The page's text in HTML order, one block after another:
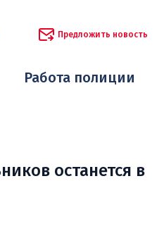
Предложить новость
Работа полиции
останется в